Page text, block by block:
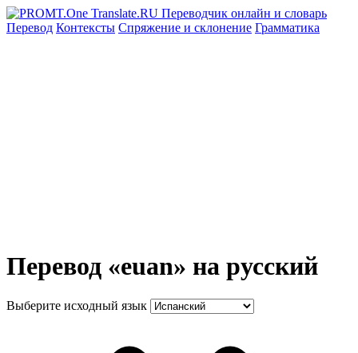
Перевод Контексты Спряжение и склонение Грамматика
Перевод «euan» на русский
Выберите исходный язык